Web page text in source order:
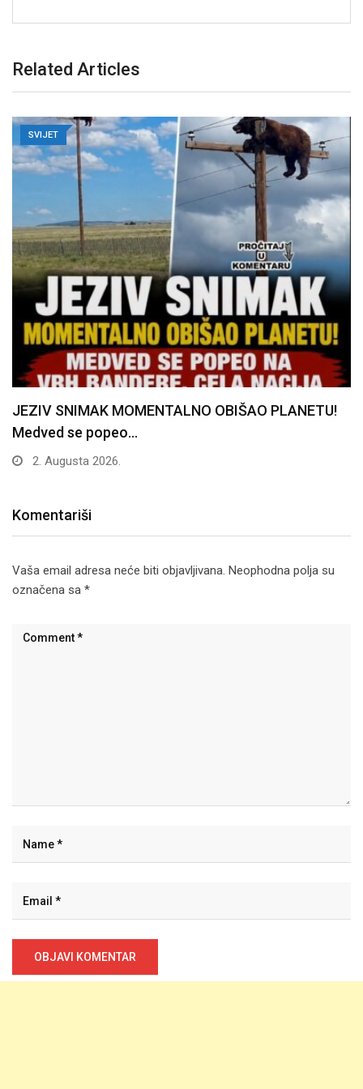
Related Articles
SVIJET
JEZIV SNIMAK MOMENTALNO OBIŠAO PLANETU!
Medved se popeo…
2. Augusta 2026.
Komentariši
Vaša email adresa neće biti objavljivana. Neophodna polja su
označena sa *